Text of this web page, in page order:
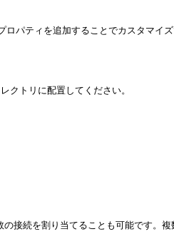
ィを追加することでカスタマイズ
リに配置してください。
続を割り当てることも可能です。